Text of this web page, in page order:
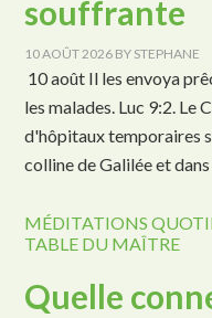
souffrante
10 AOÛT 2026 BY STEPHANE
10 août Il les envoya
les malades. Luc 9:2. Le
d'hôpitaux temporaires
colline de Galilée et
MÉDITATIONS
TABLE DU MAÎTRE
Quelle